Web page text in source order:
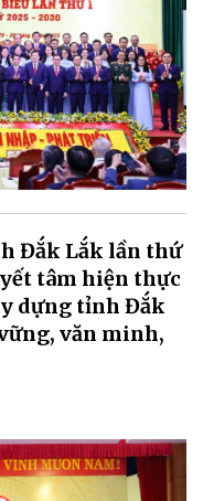
Đắk Lắk lần thứ
tâm hiện thực
dựng tỉnh Đắk
văn minh,